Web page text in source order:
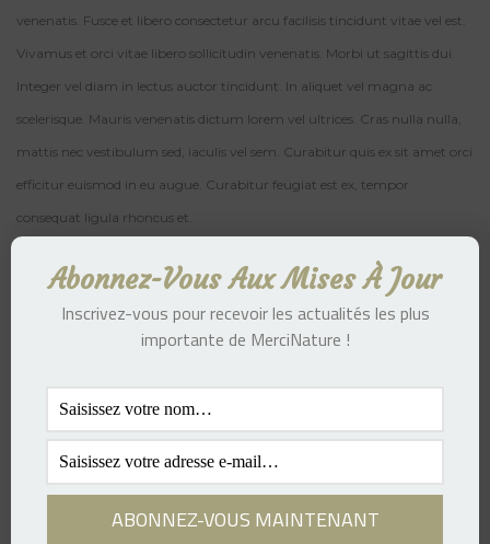
venenatis. Fusce et libero consectetur arcu facilisis tincidunt vitae vel est.
Vivamus et orci vitae libero sollicitudin venenatis. Morbi ut sagittis dui.
Integer vel diam in lectus auctor tincidunt. In aliquet vel magna ac
scelerisque. Mauris venenatis dictum lorem vel ultrices. Cras nulla nulla,
mattis nec vestibulum sed, iaculis vel sem. Curabitur quis ex sit amet orci
efficitur euismod in eu augue. Curabitur feugiat est ex, tempor
consequat ligula rhoncus et.
Skill Used
DESIGN
MARKETING
Abonnez-Vous Aux Mises À Jour
Inscrivez-vous pour recevoir les actualités les plus
importante de MerciNature !